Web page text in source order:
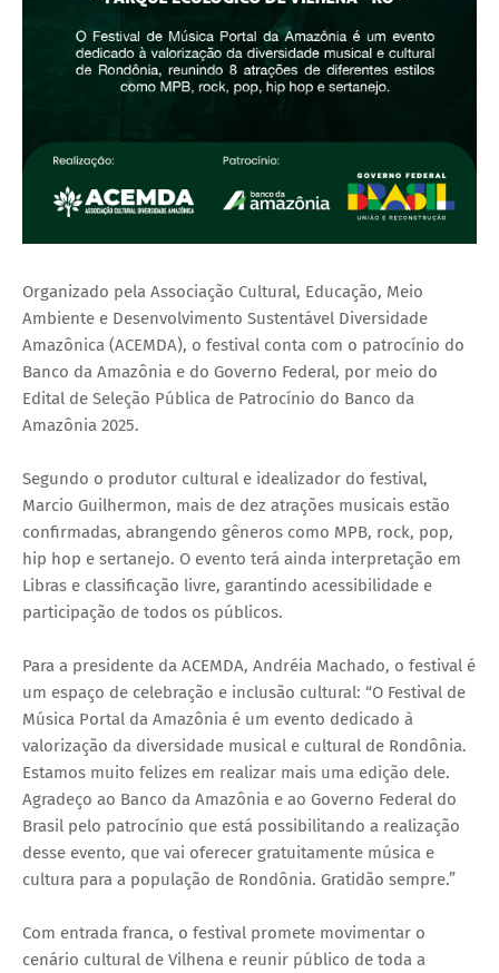
Organizado pela Associação Cultural, Educação, Meio
Ambiente e Desenvolvimento Sustentável Diversidade
Amazônica (ACEMDA), o festival conta com o patrocínio do
Banco da Amazônia e do Governo Federal, por meio do
Edital de Seleção Pública de Patrocínio do Banco da
Amazônia 2025.
Segundo o produtor cultural e idealizador do festival,
Marcio Guilhermon, mais de dez atrações musicais estão
confirmadas, abrangendo gêneros como MPB, rock, pop,
hip hop e sertanejo. O evento terá ainda interpretação em
Libras e classificação livre, garantindo acessibilidade e
participação de todos os públicos.
Para a presidente da ACEMDA, Andréia Machado, o festival é
um espaço de celebração e inclusão cultural: “O Festival de
Música Portal da Amazônia é um evento dedicado à
valorização da diversidade musical e cultural de Rondônia.
Estamos muito felizes em realizar mais uma edição dele.
Agradeço ao Banco da Amazônia e ao Governo Federal do
Brasil pelo patrocínio que está possibilitando a realização
desse evento, que vai oferecer gratuitamente música e
cultura para a população de Rondônia. Gratidão sempre.”
Com entrada franca, o festival promete movimentar o
cenário cultural de Vilhena e reunir público de toda a